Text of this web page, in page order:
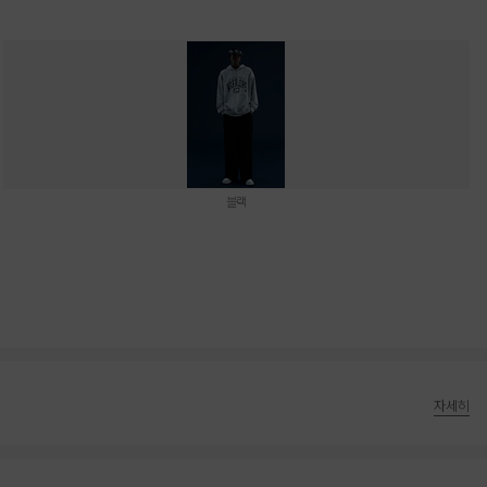
블랙
자세히